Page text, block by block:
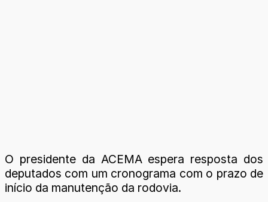
O presidente da ACEMA espera resposta dos
deputados com um cronograma com o prazo de
início da manutenção da rodovia.